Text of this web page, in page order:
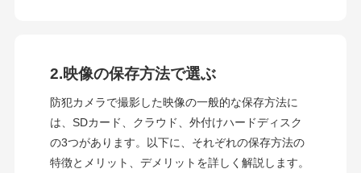
2.映像の保存方法で選ぶ
防犯カメラで撮影した映像の一般的な保存方法に
は、SDカード、クラウド、外付けハードディスク
の3つがあります。以下に、それぞれの保存方法の
特徴とメリット、デメリットを詳しく解説します。